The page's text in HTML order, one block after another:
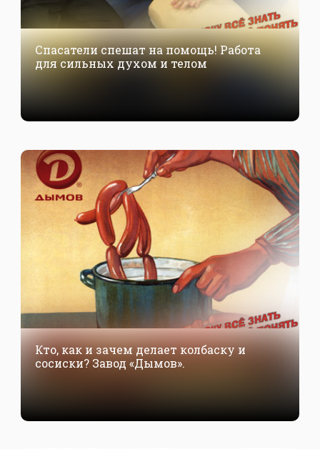
Спасатели спешат на помощь! Работа
для сильных духом и телом
Кто, как и зачем делает колбаску и
сосиски? Завод «Дымов».